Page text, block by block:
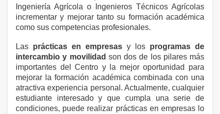
Ingeniería Agrícola o Ingenieros Técnicos Agrícolas
incrementar y mejorar tanto su formación académica
como sus competencias profesionales.
Las prácticas en empresas y los programas de
intercambio y movilidad son dos de los pilares más
importantes del Centro y la mejor oportunidad para
mejorar la formación académica combinada con una
atractiva experiencia personal. Actualmente, cualquier
estudiante interesado y que cumpla una serie de
condiciones, puede realizar prácticas en empresas lo